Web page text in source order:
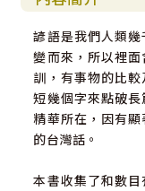
諺語是我們人類
變而來，所以裡
訓，有事物的比
短幾個字來點破
精華所在，因有
的台灣話。
本書收集了和數目